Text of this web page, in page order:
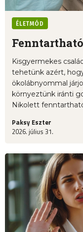
ÉLETMÓD
Kisgyermekes
tehetünk azért,
ökolábnyommal
környeztünk iránti
Nikolett
Paksy Eszter
2026. július 31.